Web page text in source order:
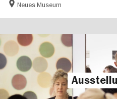
Neues Museum